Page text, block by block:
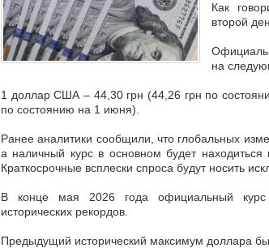
Как
второй
на
1 доллар США – 44,30 грн (44,26 грн по
по состоянию на 1 июня).
Ранее аналитики сообщили, что глобальных
а наличный курс в основном будет
Краткосрочные всплески спроса будут носить
В конце мая 2026 года официальный курс
исторических рекордов.
Предыдущий исторический максимум доллара